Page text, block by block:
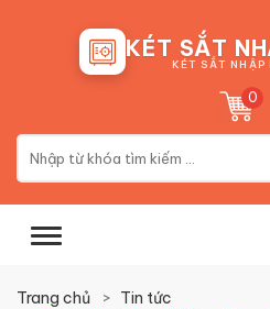
KÉT SẮT
KÉT SẮT NHẬP
0
Trang chủ
Tin tức